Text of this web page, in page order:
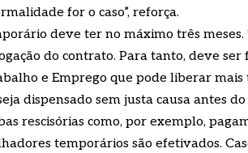
for o caso”, reforça.
deve ter no máximo três meses.
do contrato. Para tanto, deve ser
e Emprego que pode liberar mais
dispensado sem justa causa antes
rescisórias como, por exemplo,
temporários são efetivados.